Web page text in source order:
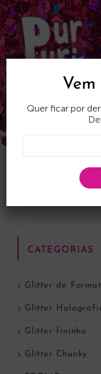
Skip
to
content
CATEGORIAS
Glitter de
Glitter
Glitter fininho
Glitter Chunky
Quer ficar por